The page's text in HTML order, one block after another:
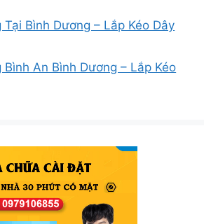
Bình Dương – Lắp Kéo Dây
An Bình Dương – Lắp Kéo